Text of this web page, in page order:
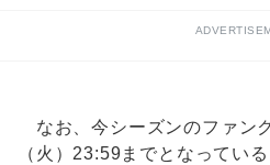
なお、今シーズンのファン
（火）23:59までとなっている